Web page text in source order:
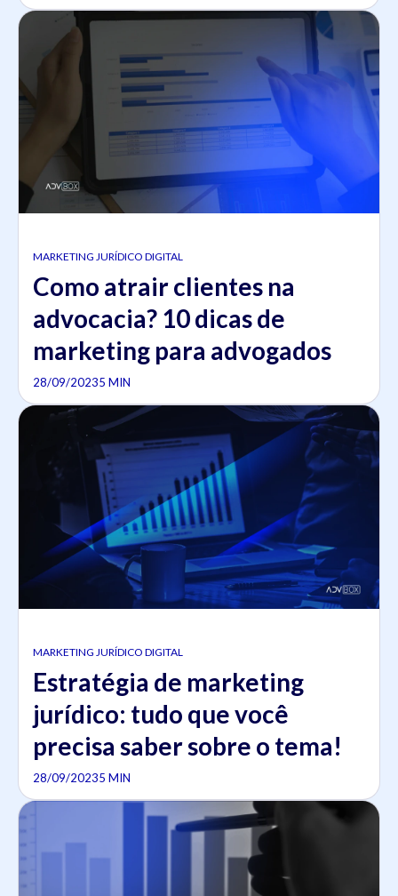
MARKETING JURÍDICO DIGITAL
Como atrair clientes na
advocacia? 10 dicas de
marketing para advogados
28/09/20235 MIN
MARKETING JURÍDICO DIGITAL
Estratégia de marketing
jurídico: tudo que você
precisa saber sobre o tema!
28/09/20235 MIN